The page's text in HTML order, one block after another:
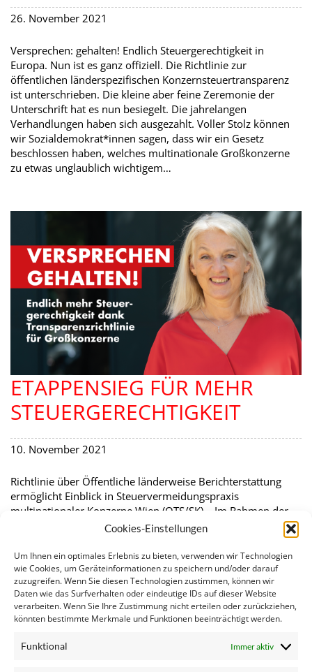
Cookies-Einstellungen
Um Ihnen ein optimales Erlebnis zu bieten, verwenden wir Technologien
wie Cookies, um Geräteinformationen zu speichern und/oder darauf
zuzugreifen. Wenn Sie diesen Technologien zustimmen, können wir
Daten wie das Surfverhalten oder eindeutige IDs auf dieser Website
verarbeiten. Wenn Sie Ihre Zustimmung nicht erteilen oder zurückziehen,
könnten bestimmte Merkmale und Funktionen beeinträchtigt werden.
Funktional Immer aktiv
26. November 2021
Versprechen: gehalten! Endlich Steuergerechtigkeit in
Europa. Nun ist es ganz offiziell. Die Richtlinie zur
öffentlichen länderspezifischen Konzernsteuertransparenz
ist unterschrieben. Die kleine aber feine Zeremonie der
Unterschrift hat es nun besiegelt. Die jahrelangen
Verhandlungen haben sich ausgezahlt. Voller Stolz können
wir Sozialdemokrat*innen sagen, dass wir ein Gesetz
beschlossen haben, welches multinationale Großkonzerne
zu etwas unglaublich wichtigem…
ETAPPENSIEG FÜR MEHR
STEUERGERECHTIGKEIT
10. November 2021
Richtlinie über Öffentliche länderweise Berichterstattung
ermöglicht Einblick in Steuervermeidungspraxis
multinationaler Konzerne Wien (OTS/SK) – Im Rahmen der
Plenartagung des EU-Parlaments heute und morgen wird die
Richtlinie zur öffentlichen länderweisen Berichterstattung,
dem sog. public country-by-country reporting final
verabschiedet. Die SPÖ-EU-Abgeordnete Evelyn Regner hat
die Richtlinie als Berichterstatterin für das EU-Parlament
verhandelt. Sie zeigt sich erfreut über die Einigung:…
Vorherige Seite 23 Nächste Seite